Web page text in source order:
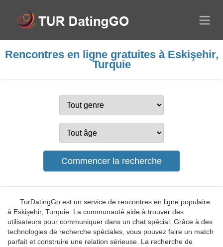
Rencontres en ligne gratuites à Eskişehir,
Turquie
TurDatingGo est un service de rencontres en ligne populaire
à Eskişehir, Turquie. La communauté aide à trouver des
utilisateurs pour communiquer dans un chat spécial. Grâce à des
technologies de recherche spéciales, vous pouvez faire un match
parfait et construire une relation sérieuse. La recherche de